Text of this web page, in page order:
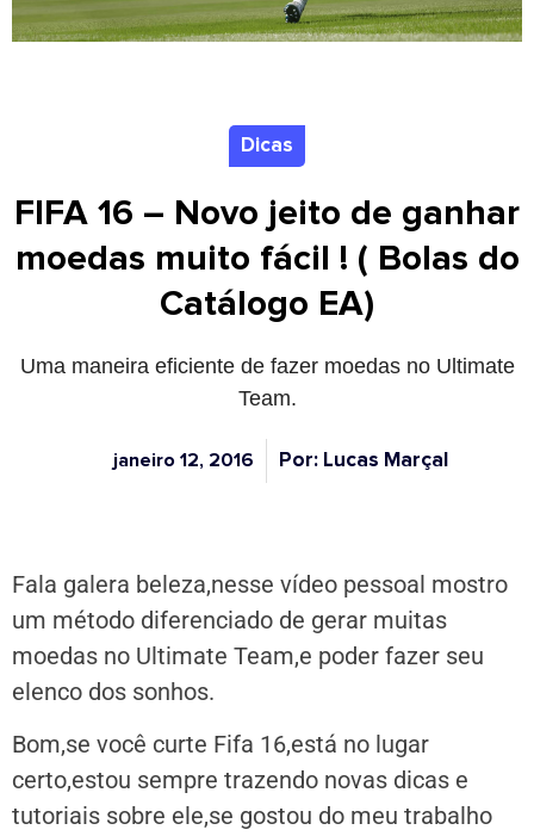
Dicas
FIFA 16 – Novo jeito de ganhar
moedas muito fácil ! ( Bolas do
Catálogo EA)
Uma maneira eficiente de fazer moedas no Ultimate
Team.
janeiro 12, 2016 Por: Lucas Marçal
Fala galera beleza,nesse vídeo pessoal mostro
um método diferenciado de gerar muitas
moedas no Ultimate Team,e poder fazer seu
elenco dos sonhos.
Bom,se você curte Fifa 16,está no lugar
certo,estou sempre trazendo novas dicas e
tutoriais sobre ele,se gostou do meu trabalho